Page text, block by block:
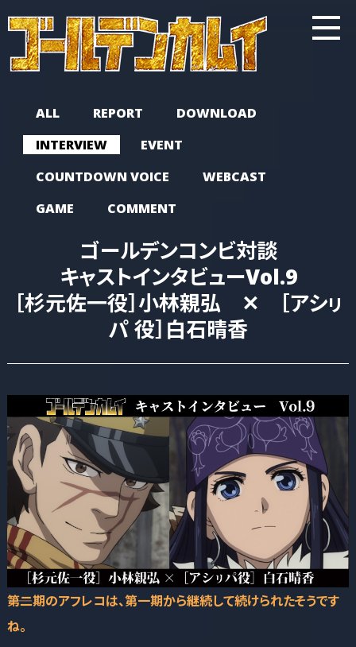
ALL REPORT
DOWNLOAD
INTERVIEW
EVENT
COUNTDOWN VOICE
WEBCAST
GAME
COMMENT
ゴールデンコンビ対談
キャストインタビューVol.9
［杉元佐一役］小林親弘 ✕ ［アシㇼ
パ 役］白石晴香
――第二期のアフレコは、第一期から継続して続けられたそうです
ね。